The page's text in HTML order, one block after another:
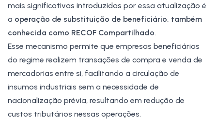
mais significativas introduzidas por essa atualização é
a operação de substituição de beneficiário, também
conhecida como RECOF Compartilhado.
Esse mecanismo permite que empresas beneficiárias
do regime realizem transações de compra e venda de
mercadorias entre si, facilitando a circulação de
insumos industriais sem a necessidade de
nacionalização prévia, resultando em redução de
custos tributários nessas operações.